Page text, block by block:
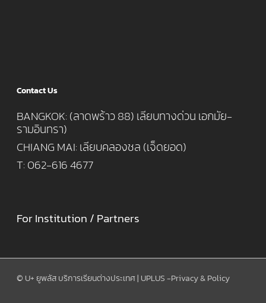
Contact Us
BANGKOK: (ลาดพร้าว 88) เลียบทางด่วน เอกมัย-
รามอินทรา)
CHIANG MAI: เลียบคลองชล (เจ็ดยอด)
T: 062-616 4677
For Institution / Partners
© U+ ยูพลัส บริการเรียนต่างประเทศ | UPLUS -Privacy & Policy